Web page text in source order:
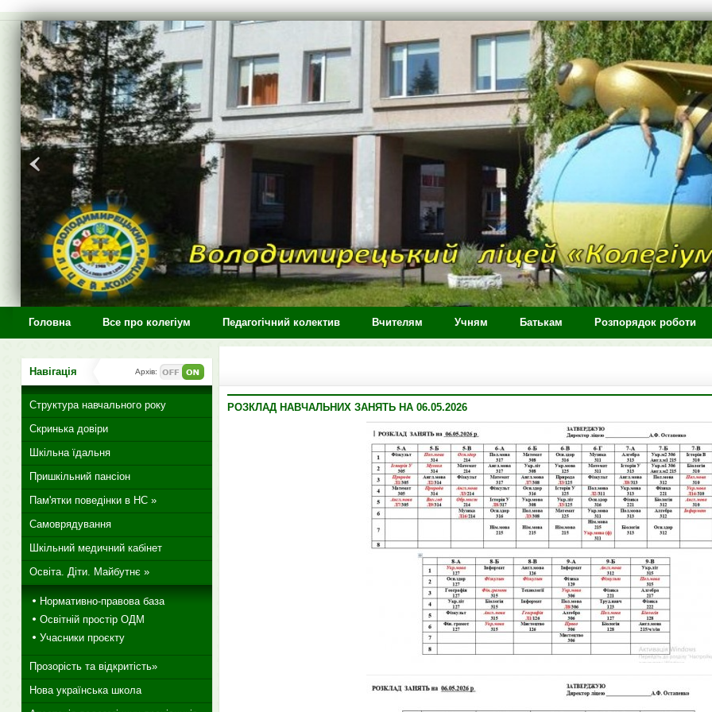
>
Головна Все про колегіум Педагогічний колектив Вчителям Учням Батькам Розпорядок роботи
РОЗКЛАД НАВЧАЛЬНИХ ЗАНЯТЬ НА 06.05.2026
Навігація Архів:
Структура навчального року
Скринька довіри
Шкільна їдальня
Пришкільний пансіон
Пам'ятки поведінки в НС »
Самоврядування
Шкільний медичний кабінет
Освіта. Діти. Майбутнє »
Нормативно-правова база
Освітній простір ОДМ
Учасники проєкту
Прозорість та відкритість»
Нова українська школа